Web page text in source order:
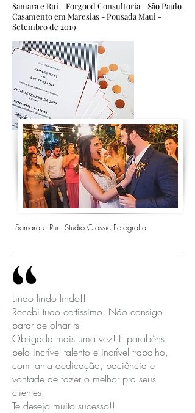
Samara e Rui - Forgood Consultoria - São Paulo
Casamento em Maresias - Pousada Maui -
Setembro de 2019
Samara e Rui - Studio Classic Fotografia
Lindo lindo lindo!!
Recebi tudo certíssimo! Não consigo
parar de olhar rs
Obrigada mais uma vez! E parabéns
pelo incrível talento e incrível trabalho,
com tanta dedicação, paciência e
vontade de fazer o melhor pra seus
clientes.
Te desejo muito sucesso!!